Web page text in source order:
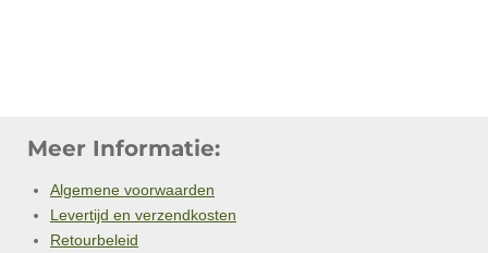
Meer Informatie:
Algemene voorwaarden
Levertijd en verzendkosten
Retourbeleid